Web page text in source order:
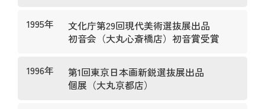
1995年
文化庁第29回現代美術選抜展出品
初音会（大丸心斎橋店）初音賞受賞
1996年
第1回東京日本画新鋭選抜展出品
個展（大丸京都店）